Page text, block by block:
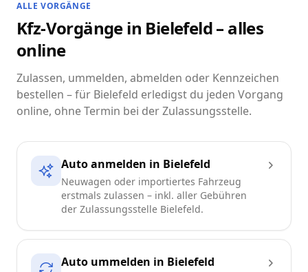
ALLE VORGÄNGE
Kfz-Vorgänge in Bielefeld – alles
online
Zulassen, ummelden, abmelden oder Kennzeichen
bestellen – für Bielefeld erledigst du jeden Vorgang
online, ohne Termin bei der Zulassungsstelle.
Auto anmelden in Bielefeld
Neuwagen oder importiertes Fahrzeug
erstmals zulassen – inkl. aller Gebühren
der Zulassungsstelle Bielefeld.
Auto ummelden in Bielefeld